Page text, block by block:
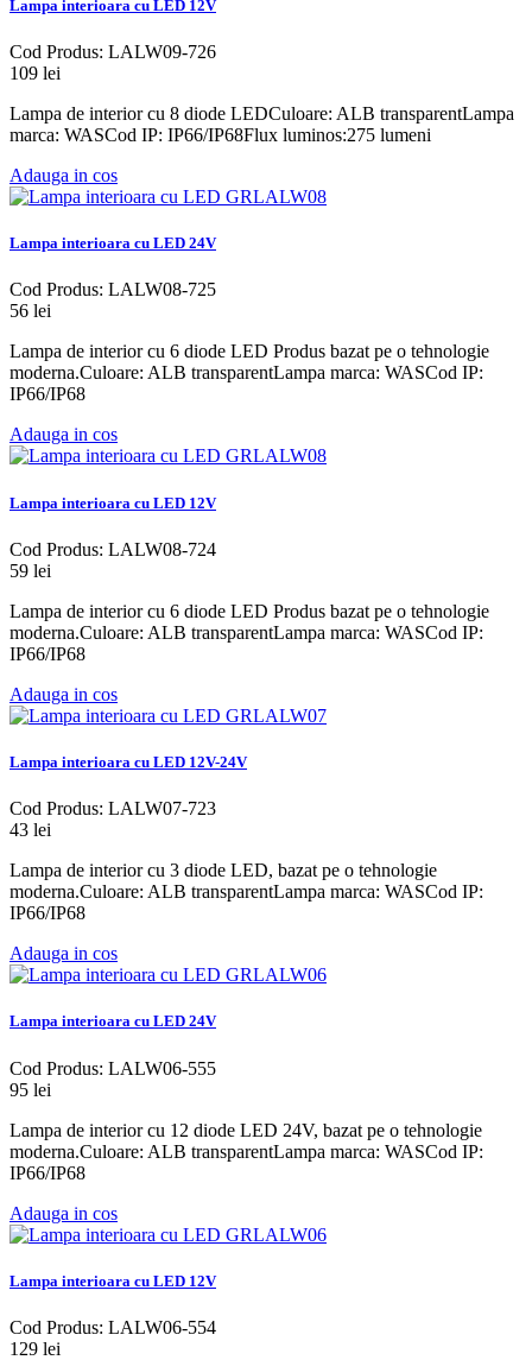
Lampa interioara cu LED 12V
Cod Produs: LALW09-726
109 lei
Lampa de interior cu 8 diode LEDCuloare: ALB transparentLampa
marca: WASCod IP: IP66/IP68Flux luminos:275 lumeni
Adauga in cos
Lampa interioara cu LED 24V
Cod Produs: LALW08-725
56 lei
Lampa de interior cu 6 diode LED Produs bazat pe o tehnologie
moderna.Culoare: ALB transparentLampa marca: WASCod IP:
IP66/IP68
Adauga in cos
Lampa interioara cu LED 12V
Cod Produs: LALW08-724
59 lei
Lampa de interior cu 6 diode LED Produs bazat pe o tehnologie
moderna.Culoare: ALB transparentLampa marca: WASCod IP:
IP66/IP68
Adauga in cos
Lampa interioara cu LED 12V-24V
Cod Produs: LALW07-723
43 lei
Lampa de interior cu 3 diode LED, bazat pe o tehnologie
moderna.Culoare: ALB transparentLampa marca: WASCod IP:
IP66/IP68
Adauga in cos
Lampa interioara cu LED 24V
Cod Produs: LALW06-555
95 lei
Lampa de interior cu 12 diode LED 24V, bazat pe o tehnologie
moderna.Culoare: ALB transparentLampa marca: WASCod IP:
IP66/IP68
Adauga in cos
Lampa interioara cu LED 12V
Cod Produs: LALW06-554
129 lei